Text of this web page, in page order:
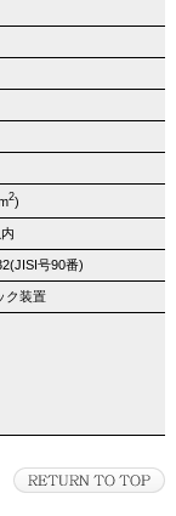
2)
号90番)
ク装置